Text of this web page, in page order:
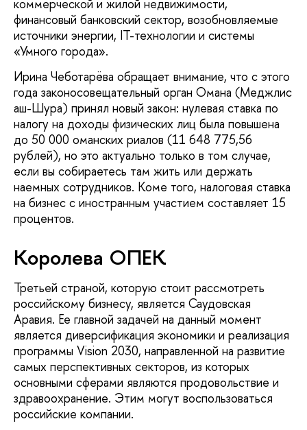
коммерческой и жилой недвижимости,
финансовый банковский сектор, возобновляемые
источники энергии, IT-технологии и системы
«Умного города».
Ирина Чеботарёва обращает внимание, что с этого
года законосовещательный орган Омана (Меджлис
аш-Шура) принял новый закон: нулевая ставка по
налогу на доходы физических лиц была повышена
до 50 000 оманских риалов (11 648 775,56
рублей), но это актуально только в том случае,
если вы собираетесь там жить или держать
наемных сотрудников. Коме того, налоговая ставка
на бизнес с иностранным участием составляет 15
процентов.
Королева ОПЕК
Третьей страной, которую стоит рассмотреть
российскому бизнесу, является Саудовская
Аравия. Ее главной задачей на данный момент
является диверсификация экономики и реализация
программы Vision 2030, направленной на развитие
самых перспективных секторов, из которых
основными сферами являются продовольствие и
здравоохранение. Этим могут воспользоваться
российские компании.